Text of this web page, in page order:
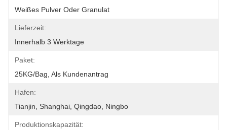
Weißes Pulver Oder Granulat
Lieferzeit:
Innerhalb 3 Werktage
Paket:
25KG/bag, Als Kundenantrag
Hafen:
Tianjin, Shanghai, Qingdao, Ningbo
Produktionskapazität: